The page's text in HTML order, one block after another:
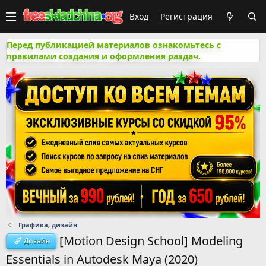
Вход Регистрация
Перед публикацией материалов ознакомьтесь с
правилами создания и оформления раздач.
Графика, дизайн
Дизайн
[Motion Design School] Modeling
Essentials in Autodesk Maya (2020)